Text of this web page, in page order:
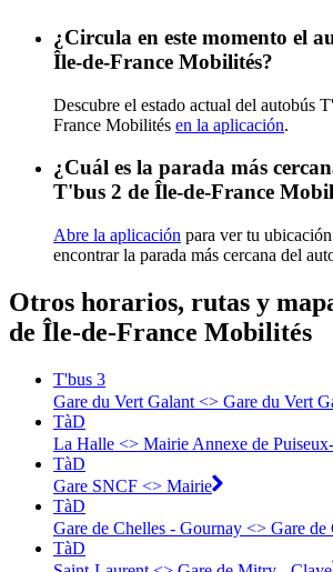
¿Circula en este momento el
Île-de-France Mobilités?
Descubre el estado actual del autobús
France Mobilités en la aplicación.
¿Cuál es la parada más
T'bus 2 de Île-de-France
Abre la aplicación para ver tu
encontrar la parada más cercana del
Otros horarios, rutas y
de Île-de-France Mobilités
T'bus 3
Gare du Vert Galant <> Gare du Vert
TàD
La Halle <> Mairie Annexe de
TàD
Gare SNCF <> Mairie
TàD
Gare de Chelles - Gournay <> Gare
TàD